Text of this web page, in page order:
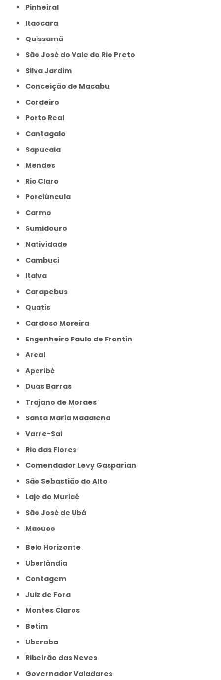
Pinheiral
Itaocara
Quissamã
São José do Vale do Rio Preto
Silva Jardim
Conceição de Macabu
Cordeiro
Porto Real
Cantagalo
Sapucaia
Mendes
Rio Claro
Porciúncula
Carmo
Sumidouro
Natividade
Cambuci
Italva
Carapebus
Quatis
Cardoso Moreira
Engenheiro Paulo de Frontin
Areal
Aperibé
Duas Barras
Trajano de Moraes
Santa Maria Madalena
Varre-Sai
Rio das Flores
Comendador Levy Gasparian
São Sebastião do Alto
Laje do Muriaé
São José de Ubá
Macuco
Belo Horizonte
Uberlândia
Contagem
Juiz de Fora
Montes Claros
Betim
Uberaba
Ribeirão das Neves
Governador Valadares